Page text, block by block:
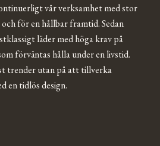
vår verksamhet med stor
för en hållbar framtid. Sedan
läder med höga krav på
förväntas hålla under en livstid.
trender utan på att tillverka
en tidlös design.